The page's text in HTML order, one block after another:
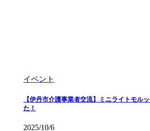
イベント
【伊丹市介護事業者交流】ミニライトモル
た！
2025/10/6